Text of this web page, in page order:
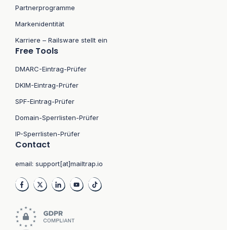
Partnerprogramme
Markenidentität
Karriere – Railsware stellt ein
Free Tools
DMARC-Eintrag-Prüfer
DKIM-Eintrag-Prüfer
SPF-Eintrag-Prüfer
Domain-Sperrlisten-Prüfer
IP-Sperrlisten-Prüfer
Contact
email: support[at]mailtrap.io